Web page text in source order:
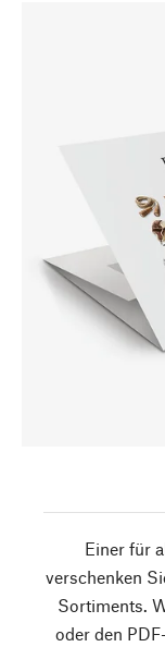
Einer für
verschenken
Sortiments.
oder den